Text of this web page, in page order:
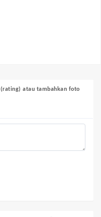
atau tambahkan foto